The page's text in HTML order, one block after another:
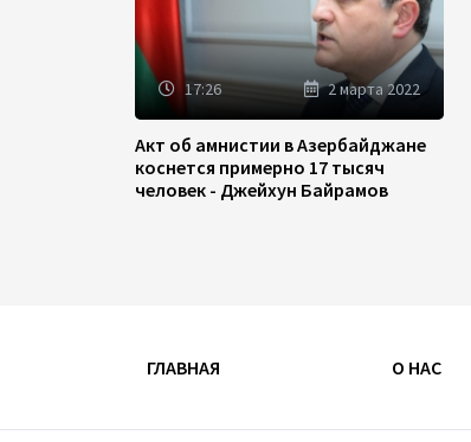
17:26 2 марта 2022
Акт об амнистии в Азербайджане
коснется примерно 17 тысяч
человек - Джейхун Байрамов
ГЛАВНАЯ О НАС